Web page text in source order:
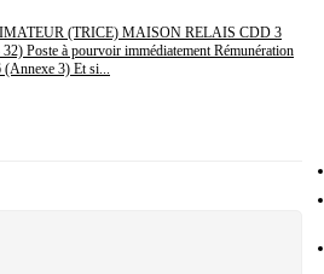
(TRICE) MAISON RELAIS CDD 3
Poste à pourvoir immédiatement Rémunération
(Annexe 3) Et si...